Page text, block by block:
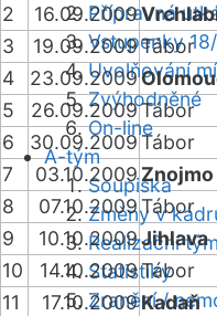
Přípravná
Vstupenky
Uvolňování
Zvýhodněné
On-line
A-tým
Soupiska
Změny v
Realizační tým
Statistiky
Zranění /
2
16.09.2009
3
19.09.2009Tábor
4
23.09.2009
5
26.09.2009Tábor
6
30.09.2009Tábor
7
03.10.2009Znojmo
8
07.10.2009Tábor
9
10.10.2009Jihlava
10
14.10.2009Tábor
11
17.10.2009Kadaň